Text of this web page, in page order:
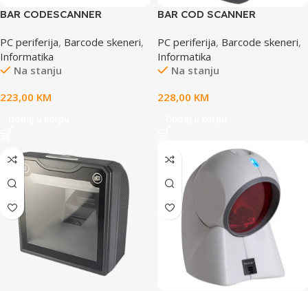
BAR CODESCANNER
LS1203 USB
PC periferija, Barcode skeneri,
Informatika
Na stanju
223,00 KM
BAR COD SCANNER
2USB-1, USB sa
postoljem,BLACK
PC periferija, Barcode skeneri,
Informatika
Na stanju
228,00 KM